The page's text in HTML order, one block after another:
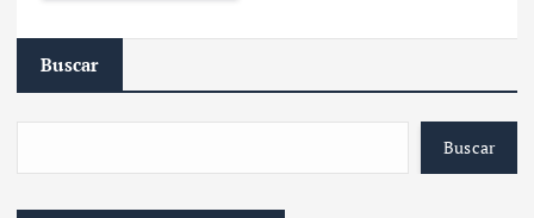
Buscar
Buscar